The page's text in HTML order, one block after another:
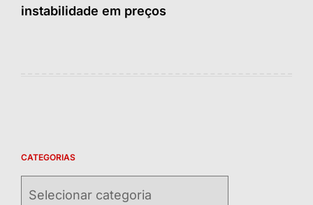
instabilidade em preços
CATEGORIAS